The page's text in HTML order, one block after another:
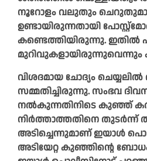
നൂറോളം വലുതും
ഉണ്ടായിരുന്നതായി
കണ്ടെത്തിയിരുന്നു.
മുറിവുകളായിരുന്നുവെന്നും
വിശദമായ ചോദ്യം
സമ്മതിച്ചിരുന്നു. സംഭവ
നല്‍കുന്നതിനിടെ കുഞ്ഞ്
നിര്‍ത്താത്തതിനെ തുടര്‍ന്ന്
അടിച്ചെന്നുമാണ് ഇയാള്‍
അടിയേറ്റ കുഞ്ഞിന്റെ